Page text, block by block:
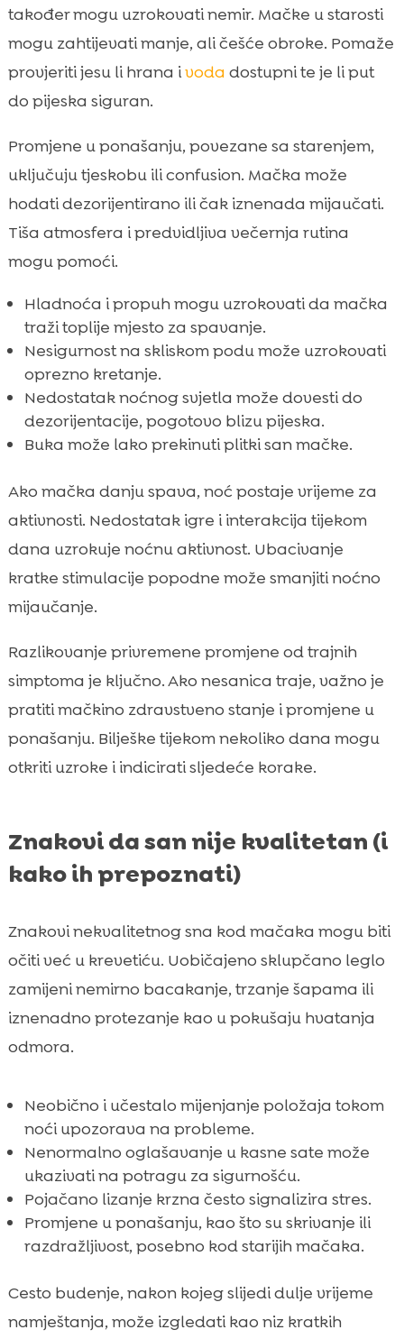
također mogu uzrokovati nemir. Mačke u starosti
mogu zahtijevati manje, ali češće obroke. Pomaže
provjeriti jesu li hrana ivoda dostupni te je li put
do pijeska siguran.
Promjene u ponašanju, povezane sa starenjem,
uključuju tjeskobu ili confusion. Mačka može
hodati dezorijentirano ili čak iznenada mijaučati.
Tiša atmosfera i predvidljiva večernja rutina
mogu pomoći.
Hladnoća i propuh mogu uzrokovati da mačka
traži toplije mjesto za spavanje.
Nesigurnost na skliskom podu može uzrokovati
oprezno kretanje.
Nedostatak noćnog svjetla može dovesti do
dezorijentacije, pogotovo blizu pijeska.
Buka može lako prekinuti plitki san mačke.
Ako mačka danju spava, noć postaje vrijeme za
aktivnosti. Nedostatak igre i interakcija tijekom
dana uzrokuje noćnu aktivnost. Ubacivanje
kratke stimulacije popodne može smanjiti noćno
mijaučanje.
Razlikovanje privremene promjene od trajnih
simptoma je ključno. Ako nesanica traje, važno je
pratiti mačkino zdravstveno stanje i promjene u
ponašanju. Bilješke tijekom nekoliko dana mogu
otkriti uzroke i indicirati sljedeće korake.
Znakovi da san nije kvalitetan (i
kako ih prepoznati)
Znakovi nekvalitetnog sna kod mačaka mogu biti
očiti već u krevetiću. Uobičajeno sklupčano leglo
zamijeni nemirno bacakanje, trzanje šapama ili
iznenadno protezanje kao u pokušaju hvatanja
odmora.
Neobično i učestalo mijenjanje položaja tokom
noći upozorava na probleme.
Nenormalno oglašavanje u kasne sate može
ukazivati na potragu za sigurnošću.
Pojačano lizanje krzna često signalizira stres.
Promjene u ponašanju, kao što su skrivanje ili
razdražljivost, posebno kod starijih mačaka.
Cesto budenje, nakon kojeg slijedi dulje vrijeme
namještanja, može izgledati kao niz kratkih